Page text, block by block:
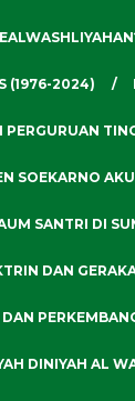
(1976-2024)
SOEKARNO
SANTRI DI
DAN
DINIYAH AL